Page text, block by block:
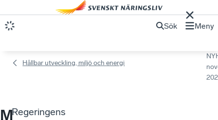
Sök Meny
Hållbar utveckling, miljö och energi
MRegeringens